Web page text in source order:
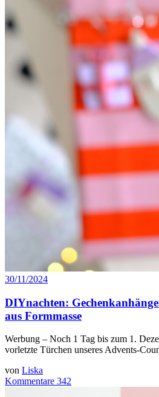
30/11/2024
DIYnachten:
aus Formmasse
Werbung – Noch 1 Tag bis zum 1.
vorletzte Türchen unseres Advents-
von Liska
Kommentare 342